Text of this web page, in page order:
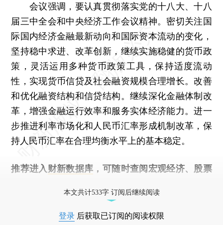
会议强调，要认真贯彻落实党的十八大、十八
届三中全会和中央经济工作会议精神。密切关注国
际国内经济金融最新动向和国际资本流动的变化，
坚持稳中求进、改革创新，继续实施稳健的货币政
策，灵活运用多种货币政策工具，保持适度流动
性，实现货币信贷及社会融资规模合理增长。改善
和优化融资结构和信贷结构。继续深化金融体制改
革，增强金融运行效率和服务实体经济能力。进一
步推进利率市场化和人民币汇率形成机制改革，保
持人民币汇率在合理均衡水平上的基本稳定。
推荐进入 财新数据库 ，可随时查阅宏观经济、股票
本文共计533字 订阅后继续阅读
登录 后获取已订阅的阅读权限